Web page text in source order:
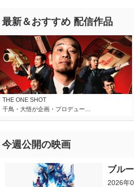
最新＆おすすめ 配信作品
THE ONE SHOT
千鳥・大悟が企画・プロデュー…
今週公開の映画
ブル
2026年